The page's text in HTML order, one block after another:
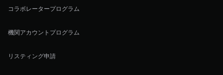
コラボレータープログラム
機関アカウントプログラム
リスティング申請